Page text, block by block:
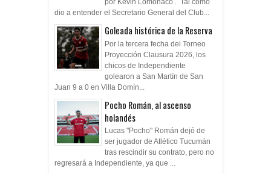
por Kevin Lomónaco . Tal como
dio a entender el Secretario General del Club...
Goleada histórica de la Reserva
Por la tercera fecha del Torneo
Proyección Clausura 2026, los
chicos de Independiente
golearon a San Martín de San
Juan 9 a 0 en Villa Domín...
Pocho Román, al ascenso
holandés
Lucas "Pocho" Román dejó de
ser jugador de Atlético Tucumán
tras rescindir su contrato, pero no
regresará a Independiente, ya que ...